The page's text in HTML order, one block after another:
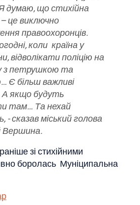
думаю, що стихійна
це виключно
правоохоронців.
коли країна у
відволікати поліцію на
з петрушкою та
Є більш важливі
якщо будуть
там… Та нехай
сказав міський голова
Вершина.
зі стихійними
боролась Муніципальна